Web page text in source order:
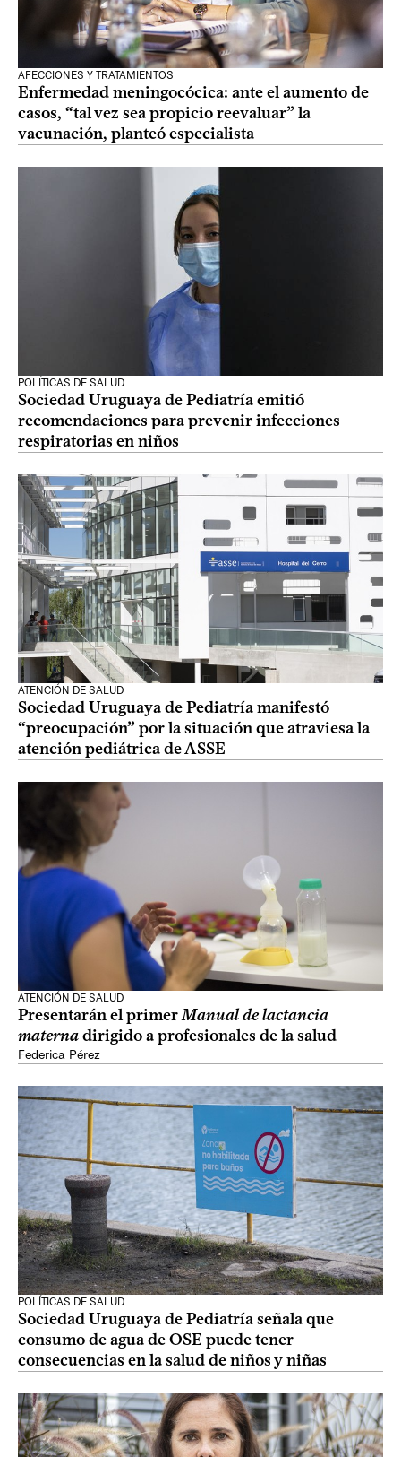
AFECCIONES Y TRATAMIENTOS
Enfermedad meningocócica: ante el aumento de
casos, “tal vez sea propicio reevaluar” la
vacunación, planteó especialista
POLÍTICAS DE SALUD
Sociedad Uruguaya de Pediatría emitió
recomendaciones para prevenir infecciones
respiratorias en niños
ATENCIÓN DE SALUD
Sociedad Uruguaya de Pediatría manifestó
“preocupación” por la situación que atraviesa la
atención pediátrica de ASSE
ATENCIÓN DE SALUD
Presentarán el primerManual de lactancia
maternadirigido a profesionales de la salud
Federica Pérez
POLÍTICAS DE SALUD
Sociedad Uruguaya de Pediatría señala que
consumo de agua de OSE puede tener
consecuencias en la salud de niños y niñas